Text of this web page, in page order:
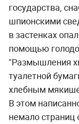
государства,
шпионскими
в застенках
помощью
"Размышления
туалетной
хлебным
В этом
немало страниц